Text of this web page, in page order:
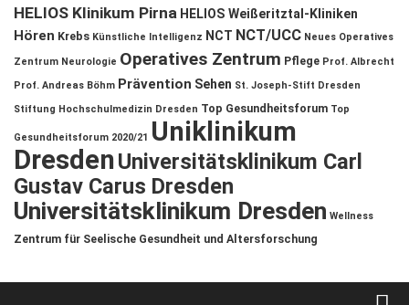
HELIOS Klinikum Pirna HELIOS Weißeritztal-Kliniken
Hören Krebs Künstliche Intelligenz NCT NCT/UCC Neues Operatives
Zentrum Neurologie Operatives Zentrum Pflege Prof. Albrecht
Prof. Andreas Böhm Prävention Sehen St. Joseph-Stift Dresden
Stiftung Hochschulmedizin Dresden Top Gesundheitsforum Top
Gesundheitsforum 2020/21 Uniklinikum
DresdenUniversitätsklinikum Carl
Gustav Carus Dresden
Universitätsklinikum Dresden Wellness
Zentrum für Seelische Gesundheit und Altersforschung